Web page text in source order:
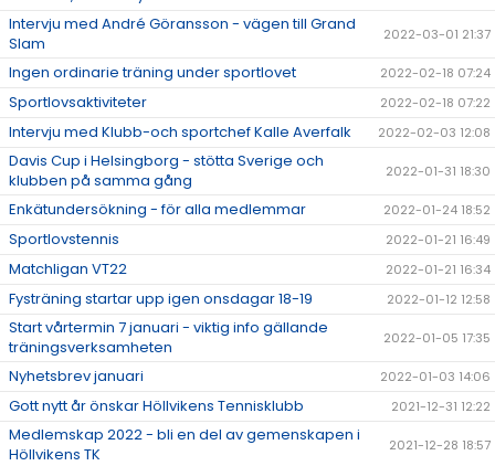
Intervju med André Göransson - vägen till Grand
Slam
2022-03-01 21:37
Ingen ordinarie träning under sportlovet 2022-02-18 07:24
Sportlovsaktiviteter 2022-02-18 07:22
Intervju med Klubb-och sportchef Kalle Averfalk 2022-02-03 12:08
Davis Cup i Helsingborg - stötta Sverige och
klubben på samma gång
2022-01-31 18:30
Enkätundersökning - för alla medlemmar 2022-01-24 18:52
Sportlovstennis 2022-01-21 16:49
Matchligan VT22 2022-01-21 16:34
Fysträning startar upp igen onsdagar 18-19 2022-01-12 12:58
Start vårtermin 7 januari - viktig info gällande
träningsverksamheten
2022-01-05 17:35
Nyhetsbrev januari 2022-01-03 14:06
Gott nytt år önskar Höllvikens Tennisklubb 2021-12-31 12:22
Medlemskap 2022 - bli en del av gemenskapen i
Höllvikens TK
2021-12-28 18:57